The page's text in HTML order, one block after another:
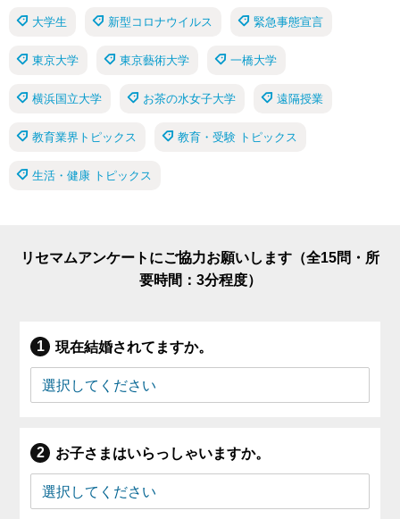
大学生 新型コロナウイルス 緊急事態宣言
東京大学 東京藝術大学 一橋大学
横浜国立大学 お茶の水女子大学 遠隔授業
教育業界トピックス 教育・受験 トピックス
生活・健康 トピックス
リセマムアンケートにご協力お願いします（全15問・所
要時間：3分程度）
現在結婚されてますか。
お子さまはいらっしゃいますか。